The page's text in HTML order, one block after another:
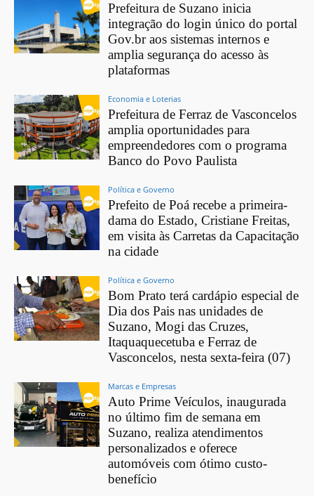
Prefeitura de Suzano inicia
integração do login único do portal
Gov.br aos sistemas internos e
amplia segurança do acesso às
plataformas
Economia e Loterias
Prefeitura de Ferraz de Vasconcelos
amplia oportunidades para
empreendedores com o programa
Banco do Povo Paulista
Política e Governo
Prefeito de Poá recebe a primeira-
dama do Estado, Cristiane Freitas,
em visita às Carretas da Capacitação
na cidade
Política e Governo
Bom Prato terá cardápio especial de
Dia dos Pais nas unidades de
Suzano, Mogi das Cruzes,
Itaquaquecetuba e Ferraz de
Vasconcelos, nesta sexta-feira (07)
Marcas e Empresas
Auto Prime Veículos, inaugurada
no último fim de semana em
Suzano, realiza atendimentos
personalizados e oferece
automóveis com ótimo custo-
benefício